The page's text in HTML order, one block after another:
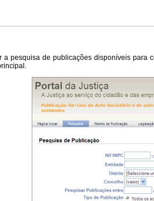
a pesquisa de publicações disponíveis